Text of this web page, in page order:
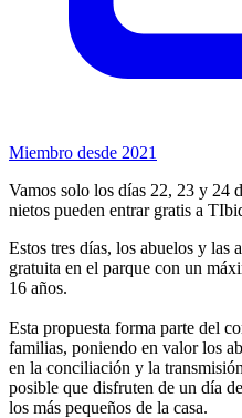
Miembro desde 2021
Vamos solo los días 22, 23 y 24
nietos pueden entrar gratis a
Estos tres días, los abuelos y las
gratuita en el parque con un
16 años.
Esta propuesta forma parte del
familias, poniendo en valor los
en la conciliación y la
posible que disfruten de un día
los más pequeños de la casa.